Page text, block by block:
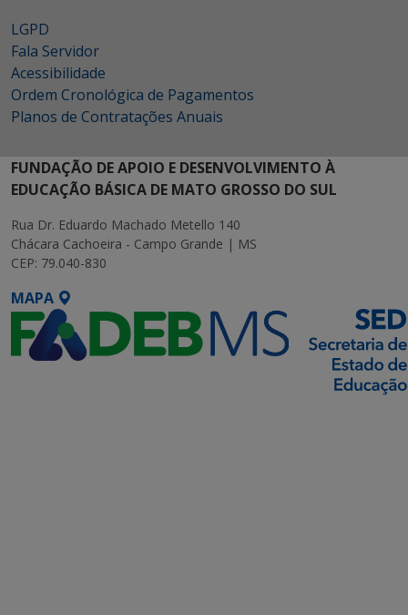
LGPD
Fala Servidor
Acessibilidade
Ordem Cronológica de Pagamentos
Planos de Contratações Anuais
FUNDAÇÃO DE APOIO E DESENVOLVIMENTO À
EDUCAÇÃO BÁSICA DE MATO GROSSO DO SUL
Rua Dr. Eduardo Machado Metello 140
Chácara Cachoeira - Campo Grande | MS
CEP: 79.040-830
MAPA